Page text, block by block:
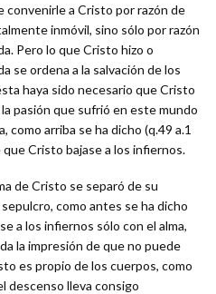
convenirle a Cristo por razón de
inmóvil, sino sólo por razón
Pero lo que Cristo hizo o
se ordena a la salvación de los
haya sido necesario que Cristo
pasión que sufrió en este mundo
como arriba se ha dicho (q.49 a.1
Cristo bajase a los infiernos.
de Cristo se separó de su
como antes se ha dicho
a los infiernos sólo con el alma,
la impresión de que no puede
es propio de los cuerpos, como
descenso lleva consigo